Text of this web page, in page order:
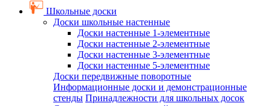
Школьные доски
Доски школьные настенные
Доски настенные 1-элементные
Доски настенные 2-элементные
Доски настенные 3-элементные
Доски настенные 5-элементные
Доски передвижные поворотные
Информационные доски и демонстрационные
стенды Принадлежности для школьных досок